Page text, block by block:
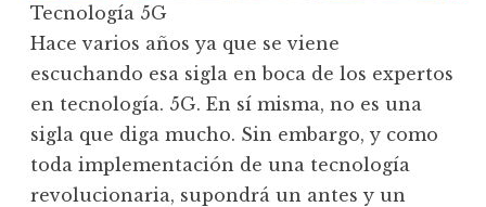
Tecnología 5G
Hace varios años ya que se viene
escuchando esa sigla en boca de los expertos
en tecnología. 5G. En sí misma, no es una
sigla que diga mucho. Sin embargo, y como
toda implementación de una tecnología
revolucionaria, supondrá un antes y un